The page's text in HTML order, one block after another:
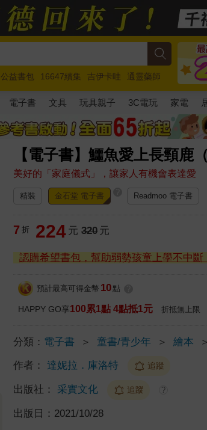
公益書包 16647續集 吉伊卡哇
通靈藥師
玩具總動員5 超慢跑
電子書 文具 玩具親子 3C電玩 家電
【電子書】鱷魚愛上長頸鹿
美好的「家庭儀式」，讓家人有機會表達愛
精裝 金石堂 電子書 Readmoo 電子書
7 折 224 元 320 元
認購希望書包，幫助弱勢孩童上學不中斷
預計最高可得金幣 10 點
HAPPY GO享100累1點 4點抵1元 折抵無上限
分類： 電子書 ＞ 童書/青少年 ＞ 繪本 ＞
作者： 達妮拉．庫洛特 追蹤
出版社： 采實文化 追蹤 ?
出版日： 2021/10/28